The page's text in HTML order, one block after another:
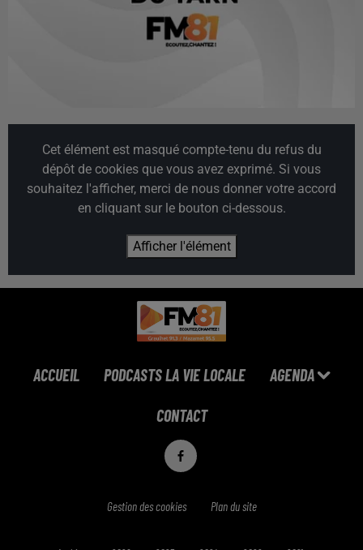
Cet élément est masqué compte-tenu du refus du
dépôt de cookies que vous avez exprimé. Si vous
souhaitez l'afficher, merci de nous donner votre accord
en cliquant sur le bouton ci-dessous.
Afficher l'élément
ACCUEIL PODCASTS LA VIE LOCALE AGENDA
CONTACT
Gestion des cookies Plan du site